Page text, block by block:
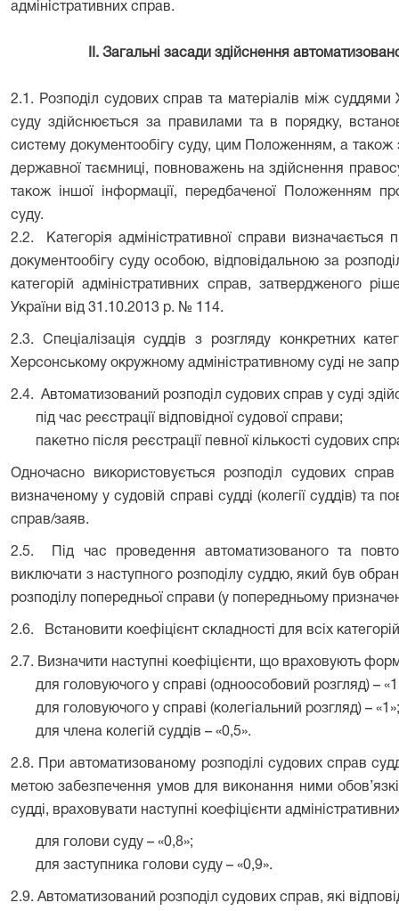
адміністративних справ.
ІІ. Загальні засади здійснення
2.1.
Розподіл судових справ та матеріалів між суддями
суду здійснюється за правилами та в порядку,
систему документообігу суду, цим Положенням, а також
державної таємниці, повноважень на здійснення
також іншої інформації, передбаченої Положенням
суду.
2.2.
Категорія адміністративної справи визначається
документообігу суду особою, відповідальною за
категорій адміністративних справ, затвердженого
України від 31.10.2013 р. № 114.
2.3. Спеціалізація суддів з розгляду конкретних
Херсонському окружному адміністративному суді не
2.4.
Автоматизований розподіл судових справ у суді
під час реєстрації відповідної судової справи;
пакетно після реєстрації певної кількості судових
Одночасно використовується розподіл судових
визначеному у судовій справі судді (колегії суддів) та
справ/заяв.
2.5.
Під час проведення автоматизованого та
виключати з наступного розподілу суддю, який був
розподілу попередньої справи (у попередньому
2.6. Встановити коефіцієнт складності для всіх
2.7. Визначити наступні коефіцієнти, що враховують
для головуючого у справі (одноособовий розгляд) –
для головуючого у справі (колегіальний розгляд) – «1»;
для члена колегій суддів – «0,5».
2.8. При автоматизованому розподілі судових справ
метою забезпечення умов для виконання ними
судді, враховувати наступні коефіцієнти
для голови суду – «0,8»;
для заступника голови суду – «0,9».
2.9. Автоматизований розподіл судових справ, які